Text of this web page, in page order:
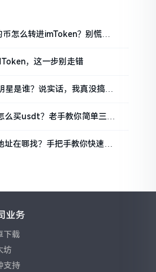
怎么转进imToken？别慌，
，这一步别走错
星是谁？说实话，我真没搞明
么买usdt？老手教你简单三步
在哪找？手把手教你快速查
业务
下载
坊
支持